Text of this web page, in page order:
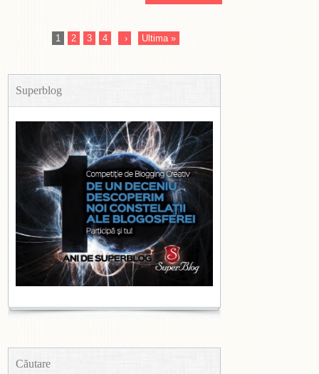
1 2 3 4 › Ultima »
Superblog
Căutare